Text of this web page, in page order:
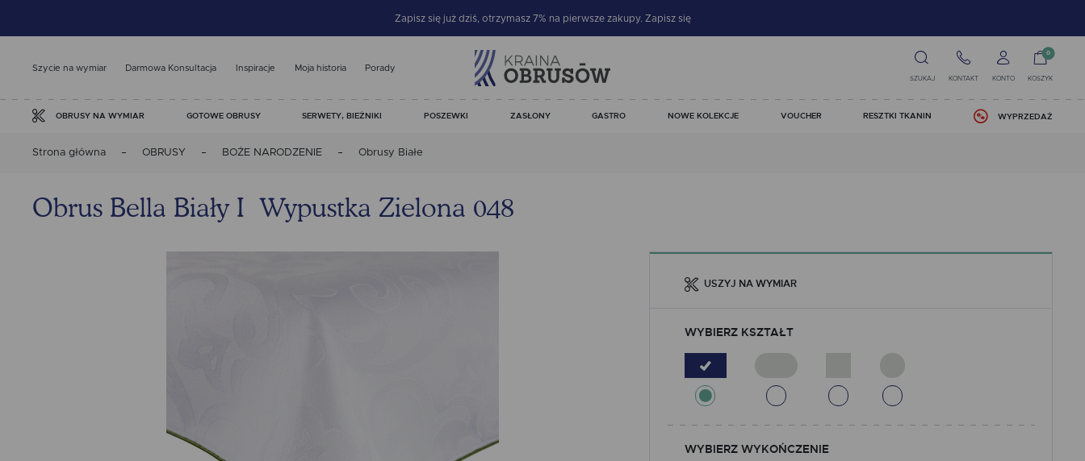
Zapisz się już dziś, otrzymasz 7% na pierwsze zakupy. Zapisz się
Szycie na wymiar Darmowa Konsultacja Inspiracje Moja historia Porady
SZUKAJ KONTAKT KONTO
0
KOSZYK
OBRUSY NA WYMIAR GOTOWE OBRUSY SERWETY, BIEŻNIKI POSZEWKI ZASŁONY GASTRO NOWE KOLEKCJE VOUCHER RESZTKI TKANIN WYPRZEDAŻ
Strona główna OBRUSY BOŻE NARODZENIE Obrusy Białe
Obrus Bella Biały I Wypustka Zielona 048
USZYJ NA WYMIAR
WYBIERZ KSZTAŁT
WYBIERZ WYKOŃCZENIE